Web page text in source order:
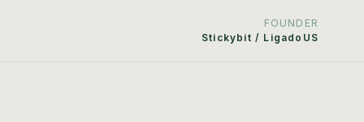
FOUNDER
Stickybit / LigadoUS